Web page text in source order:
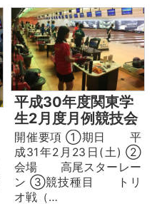
平成30年度関東学
生2月度月例競技会
開催要項 ①期日 平
成31年2月23日(土) ②
会場 高尾スターレー
ン ③競技種目 トリ
オ戦（…